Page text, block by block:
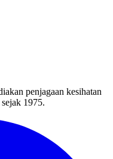
penjagaan kesihatan
1975.